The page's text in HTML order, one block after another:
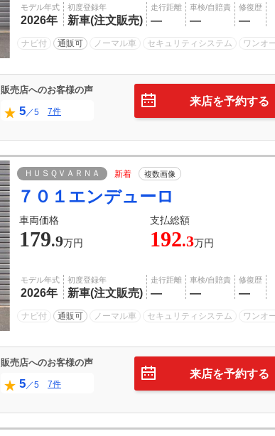
モデル年式
2026年
初度登録年
新車(注文販売)
走行距離
―
車検/自賠責
―
修復歴
―
ナビ付 通販可 ノーマル車 セキュリティシステム ワンオ
販売店へのお客様の声
5／5 7件
来店を予約する
ＨＵＳＱＶＡＲＮＡ 新着 複数画像
７０１エンデューロ
車両価格 支払総額
179.9万円 192.3万円
モデル年式
2026年
初度登録年
新車(注文販売)
走行距離
―
車検/自賠責
―
修復歴
―
ナビ付 通販可 ノーマル車 セキュリティシステム ワンオ
販売店へのお客様の声
5／5 7件
来店を予約する